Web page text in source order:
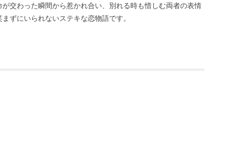
交わった瞬間から惹かれ合い、別れる時も惜しむ両者の表情
ずにいられないステキな恋物語です。